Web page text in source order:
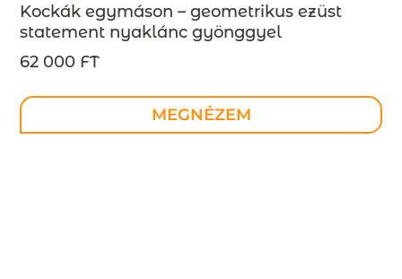
Kockák egymáson – geometrikus ezüst
statement nyaklánc gyönggyel
INDUSTREAL kollekció – design ékszer –
MEGRENDELÉSRE
62 000 FT
MEGNÉZEM